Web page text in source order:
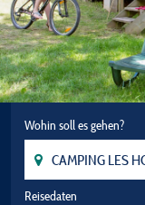
Wohin soll es gehen?
Reisedaten